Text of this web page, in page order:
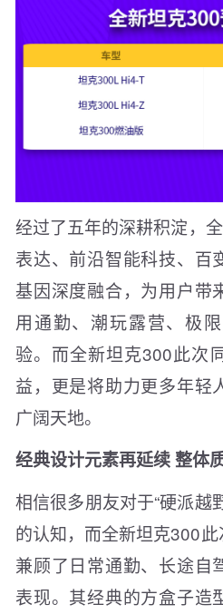
经过了五年的深耕积淀，
表达、前沿智能科技、百
基因深度融合，为用户带
用通勤、潮玩露营、极
验。而全新坦克300此次
益，更是将助力更多年轻
广阔天地。
经典设计元素再延续 整体
相信很多朋友对于“硬派越
的认知，而全新坦克300
兼顾了日常通勤、长途自
表现。其经典的方盒子造